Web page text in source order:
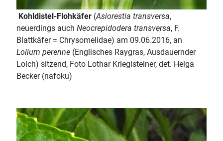
Kohldistel-Flohkäfer (Asiorestia transversa,
neuerdings auch Neocrepidodera transversa, F.
Blattkäfer = Chrysomelidae) am 09.06.2016, an
Lolium perenne (Englisches Raygras, Ausdauernder
Lolch) sitzend, Foto Lothar Krieglsteiner, det. Helga
Becker (nafoku)